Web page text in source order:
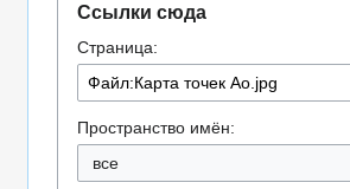
навигации
поиску
Ссылки сюда
Страница:
Пространство имён:
все